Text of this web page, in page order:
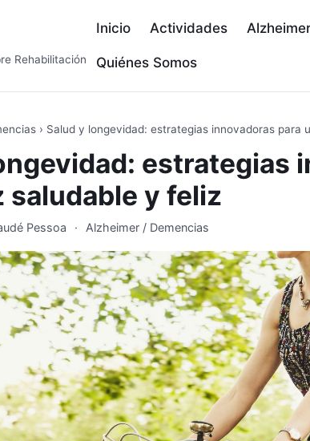
Rehabilitación
Inicio Actividades
Quiénes Somos
› Salud y longevidad: estrategias innovadoras para
estrategias
saludable y feliz
Pessoa · Alzheimer / Demencias